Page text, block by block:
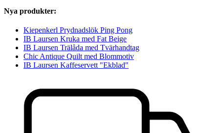
Nya produkter:
Kiepenkerl Prydnadslök Ping Pong
IB Laursen Kruka med Fat Beige
IB Laursen Trälåda med Tvärhandtag
Chic Antique Quilt med Blommotiv
IB Laursen Kaffeservett "Ekblad"